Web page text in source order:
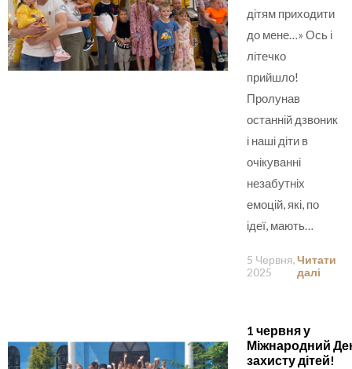
дітям приходити
до мене…» Ось і
літечко
прийшло!
Пролунав
останній дзвоник
і наші діти в
очікуванні
незабутніх
емоцій, які, по
ідеї, мають…
5 Червня,
2025
Читати
далі
1 червня у
Міжнародний
захисту дітей!